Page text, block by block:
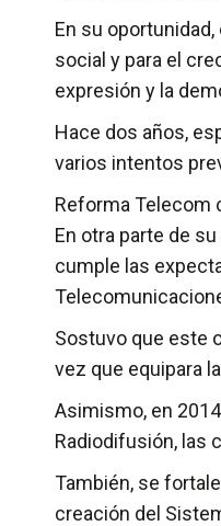
En su
social y para el
expresión y la
Hace dos años,
varios intentos
Reforma Telecom
En otra parte de
cumple las
Sostuvo que este
vez que equipara
Asimismo, en
Radiodifusión, las
También, se
creación del